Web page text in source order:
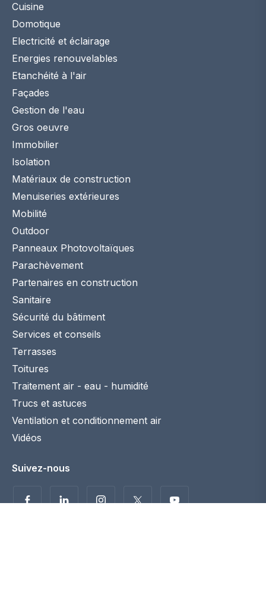
Cuisine
Domotique
Electricité et éclairage
Energies renouvelables
Etanchéité à l'air
Façades
Gestion de l'eau
Gros oeuvre
Immobilier
Isolation
Matériaux de construction
Menuiseries extérieures
Mobilité
Outdoor
Panneaux Photovoltaïques
Parachèvement
Partenaires en construction
Sanitaire
Sécurité du bâtiment
Services et conseils
Terrasses
Toitures
Traitement air - eau - humidité
Trucs et astuces
Ventilation et conditionnement air
Vidéos
Suivez-nous